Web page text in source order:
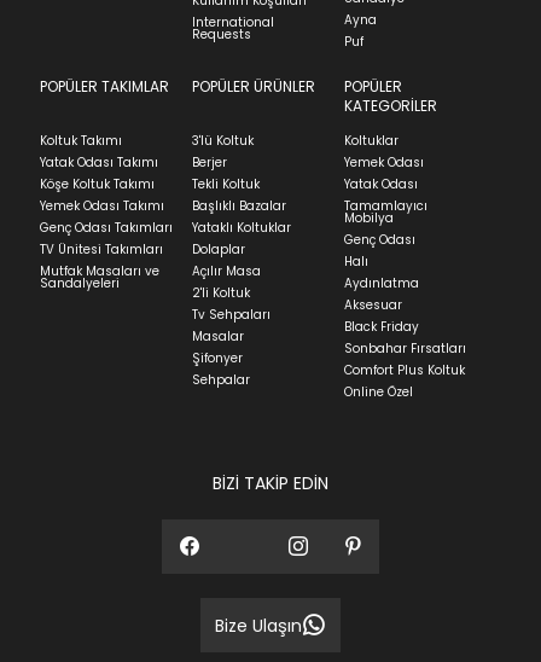
indication of where stock might be available but
we can't guarantee it'll be there for long.
İade ve Değişim bölümünü ziyaret ediniz.
Teslimat
Ev tekstili siparişlerinizin kargoya verilme süresi
ortalama 5-24 iş günüdür.
Yatak siparişlerinizin teslim süresi yaşadığınız şehre
ve ürünün stok durumuna göre ortalama 5-24 iş
günüdür.
Panel ve Döşeme grubu ürün siparişlerinizin teslim
süresi yaşadığınız şehre ve ürünün stok durumuna
göre ortalama 30-45 iş günüdür.
Siparişlerim bölümünden sürecinizi takip edebilirsiniz.
Sıkça Sorulan Sorularbölümünü ziyaret
International
Requests
Ayna
Puf
POPÜLER TAKIMLAR
Koltuk Takımı
Yatak Odası Takımı
Köşe Koltuk Takımı
Yemek Odası Takımı
Genç Odası Takımları
TV Ünitesi Takımları
Mutfak Masaları ve
Sandalyeleri
POPÜLER ÜRÜNLER
3'lü Koltuk
Berjer
Tekli Koltuk
Başlıklı Bazalar
Yataklı Koltuklar
Dolaplar
Açılır Masa
2'li Koltuk
Tv Sehpaları
Masalar
Şifonyer
Sehpalar
POPÜLER
KATEGORİLER
Koltuklar
Yemek Odası
Yatak Odası
Tamamlayıcı
Mobilya
Genç Odası
Halı
Aydınlatma
Aksesuar
Black Friday
Sonbahar Fırsatları
Comfort Plus Koltuk
Online Özel
BİZİ TAKİP EDİN
Bize Ulaşın